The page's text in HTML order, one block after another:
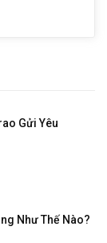
Gửi Yêu
Như Thế Nào?